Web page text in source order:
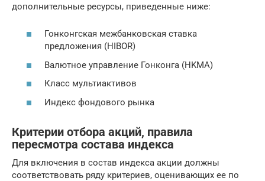
дополнительные ресурсы, приведенные ниже:
Гонконгская межбанковская ставка
предложения (HIBOR)
Валютное управление Гонконга (HKMA)
Класс мультиактивов
Индекс фондового рынка
Критерии отбора акций, правила
пересмотра состава индекса
Для включения в состав индекса акции должны
соответствовать ряду критериев, оценивающих ее по